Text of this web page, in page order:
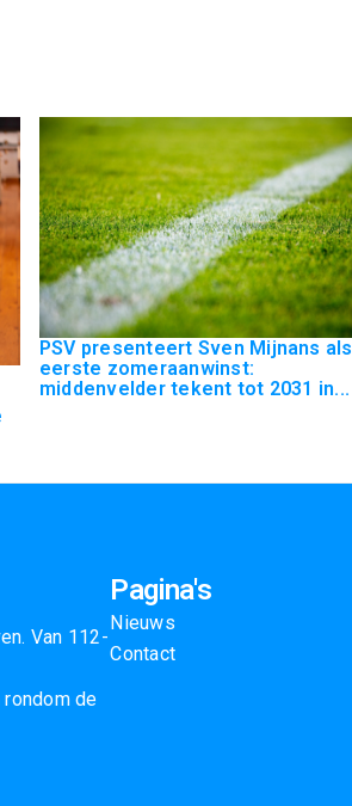
PSV presenteert Sven Mijnans als
eerste zomeraanwinst:
middenvelder tekent tot 2031 in...
Van 112-
de
Pagina's
Nieuws
Contact